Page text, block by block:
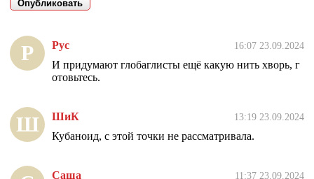
Р Рус 16:07 23.09.2024
И придумают глобаглисты ещё какую нить хворь, г
отовьтесь.
Ш ШиК 13:19 23.09.2024
Кубаноид, с этой точки не рассматривала.
Саша 11:37 23.09.2024